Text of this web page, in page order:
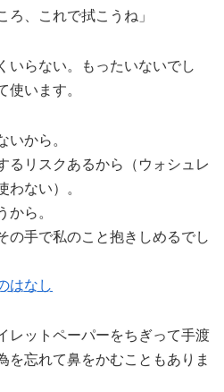
ろ、これで拭こうね」
いらない。もったいないでし
使います。
いから。
るリスクあるから（ウォシュレ
わない）。
から。
の手で私のこと抱きしめるでし
はなし
レットペーパーをちぎって手渡
を忘れて鼻をかむこともありま